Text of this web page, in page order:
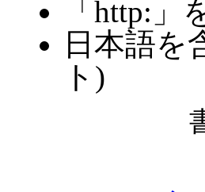
「http:」
日本語を
ト)